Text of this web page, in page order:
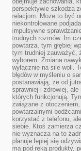
perspektywie szkodzą
relacjom. Może to być
niekontrolowane
impulsywne
trudnych rozmów. Im
powtarza, tym głębiej
tym trudniej zauważyć,
wyborem. Zmiana
wyłącznie na sile woli.
błędów w myśleniu o
postanawiają, że od
sprawniej i zdrowiej, ale
których funkcjonują.
związane z
powtarzalnymi
korzystać z telefonu,
siebie. Ktoś zamierza
nie wyznacza na to
planuje lepiej się
ma pod ręką produkty,